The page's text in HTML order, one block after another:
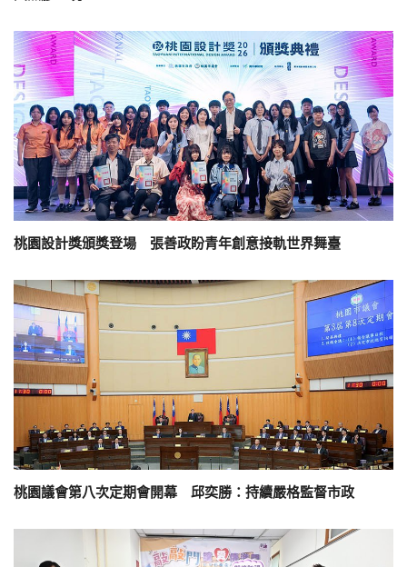
桃園設計獎頒獎登場 張善政盼青年創意接軌世界舞臺
桃園議會第八次定期會開幕 邱奕勝：持續嚴格監督市政